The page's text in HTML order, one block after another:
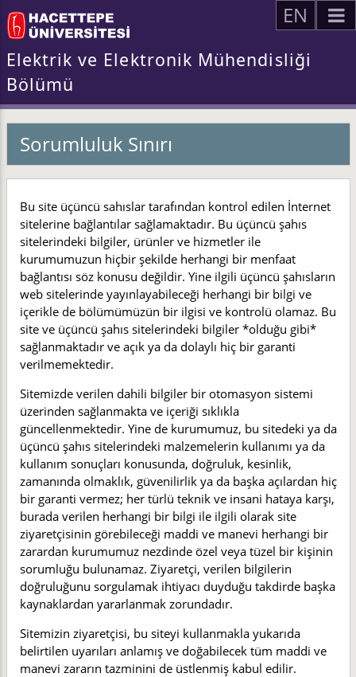
EN
Elektrik ve Elektronik Mühendisliği
Bölümü
Sorumluluk Sınırı
Bu site üçüncü sahıslar tarafından kontrol edilen İnternet
sitelerine bağlantılar sağlamaktadır. Bu üçüncü şahıs
sitelerindeki bilgiler, ürünler ve hizmetler ile
kurumumuzun hiçbir şekilde herhangi bir menfaat
bağlantısı söz konusu değildir. Yine ilgili üçüncü şahısların
web sitelerinde yayınlayabileceği herhangi bir bilgi ve
içerikle de bölümümüzün bir ilgisi ve kontrolü olamaz. Bu
site ve üçüncü şahıs sitelerindeki bilgiler *olduğu gibi*
sağlanmaktadır ve açık ya da dolaylı hiç bir garanti
verilmemektedir.
Sitemizde verilen dahili bilgiler bir otomasyon sistemi
üzerinden sağlanmakta ve içeriği sıklıkla
güncellenmektedir. Yine de kurumumuz, bu sitedeki ya da
üçüncü şahıs sitelerindeki malzemelerin kullanımı ya da
kullanım sonuçları konusunda, doğruluk, kesinlik,
zamanında olmaklık, güvenilirlik ya da başka açılardan hiç
bir garanti vermez; her türlü teknik ve insani hataya karşı,
burada verilen herhangi bir bilgi ile ilgili olarak site
ziyaretçisinin görebileceği maddi ve manevi herhangi bir
zarardan kurumumuz nezdinde özel veya tüzel bir kişinin
sorumluğu bulunamaz. Ziyaretçi, verilen bilgilerin
doğruluğunu sorgulamak ihtiyacı duyduğu takdirde başka
kaynaklardan yararlanmak zorundadır.
Sitemizin ziyaretçisi, bu siteyi kullanmakla yukarıda
belirtilen uyarıları anlamış ve doğabilecek tüm maddi ve
manevi zararın tazminini de üstlenmiş kabul edilir.